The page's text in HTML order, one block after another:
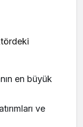
en büyük
ve